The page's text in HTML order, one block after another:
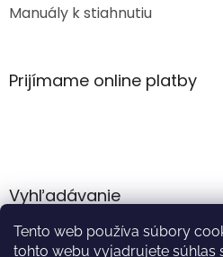
Tento web používa súbory
tohto webu vyjadrujete súhlas
Manuály k stiahnutiu
Prijímame online platby
Vyhľadávanie